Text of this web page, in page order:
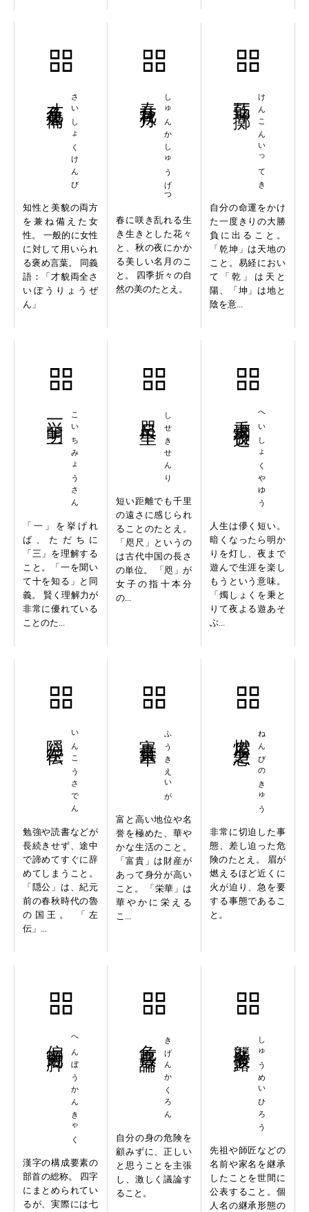
さいしょくけんび
知性と美貌の両方
を兼ね備えた女
性。 一般的に女性
に対して用いられ
る褒め言葉。 同義
語：「才貌両全さ
いぼうりょうぜ
ん」
しゅんかしゅうげつ
春に咲き乱れる生
き生きとした花々
と、秋の夜にかか
る美しい名月のこ
と。 四季折々の自
然の美のたとえ。
けんこんいってき
自分の命運をかけ
た一度きりの大勝
負に出ること。
「乾坤」は天地の
こと。易経におい
て「乾」は天と
陽、「坤」は地と
陰を意...
こいちみょうさん
「一」を挙げれ
ば、ただちに
「三」を理解する
こと。「一を聞い
て十を知る」と同
義。 賢く理解力が
非常に優れている
ことのた...
しせきせんり
短い距離でも千里
の遠さに感じられ
ることのたとえ。
「咫尺」というの
は古代中国の長さ
の単位。 「咫」が
女子の指十本分
の...
へいしょくやゆう
人生は儚く短い。
暗くなったら明か
りを灯し、夜まで
遊んで生涯を楽し
もうという意味。
「燭しょくを秉と
りて夜よる遊あそ
ぶ...
いんこうさでん
勉強や読書などが
長続きせず、途中
で諦めてすぐに辞
めてしまうこと。
「隠公」は、紀元
前の春秋時代の魯
の国王。 「左
伝」...
ふうきえいが
富と高い地位や名
誉を極めた、華や
かな生活のこと。
「富貴」は財産が
あって身分が高い
こと。 「栄華」は
華やかに栄える
こ...
ねんびのきゅう
非常に切迫した事
態、差し迫った危
険のたとえ。 眉が
燃えるほど近くに
火が迫り、急を要
する事態であるこ
と。
へんぼうかんきゃく
漢字の構成要素の
部首の総称。 四字
にまとめられてい
るが、実際には七
きげんかくろん
自分の身の危険を
顧みずに、正しい
と思うことを主張
し、激しく議論す
ること。
しゅうめいひろう
先祖や師匠などの
名前や家名を継承
したことを世間に
公表すること。個
人名の継承形態の